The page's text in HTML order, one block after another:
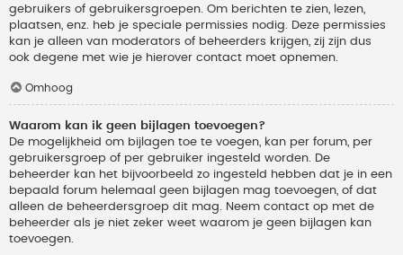
gebruikers of gebruikersgroepen. Om berichten te zien, lezen,
plaatsen, enz. heb je speciale permissies nodig. Deze permissies
kan je alleen van moderators of beheerders krijgen, zij zijn dus
ook degene met wie je hierover contact moet opnemen.
Omhoog
Waarom kan ik geen bijlagen toevoegen?
De mogelijkheid om bijlagen toe te voegen, kan per forum, per
gebruikersgroep of per gebruiker ingesteld worden. De
beheerder kan het bijvoorbeeld zo ingesteld hebben dat je in een
bepaald forum helemaal geen bijlagen mag toevoegen, of dat
alleen de beheerdersgroep dit mag. Neem contact op met de
beheerder als je niet zeker weet waarom je geen bijlagen kan
toevoegen.